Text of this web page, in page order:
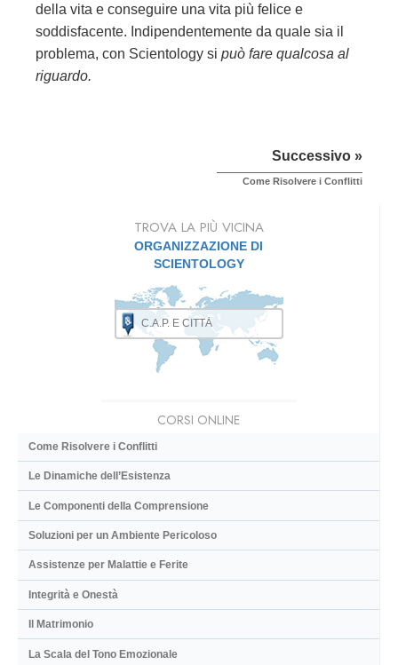
della vita e conseguire una vita più felice e
soddisfacente. Indipendentemente da quale sia il
problema, con Scientology si può fare qualcosa al
riguardo.
Successivo »
Come Risolvere i Conflitti
TROVA LA PIÙ VICINA
ORGANIZZAZIONE DI
SCIENTOLOGY
CORSI ONLINE
Come Risolvere i Conflitti
Le Dinamiche dell’Esistenza
Le Componenti della Comprensione
Soluzioni per un Ambiente Pericoloso
Assistenze per Malattie e Ferite
Integrità e Onestà
Il Matrimonio
La Scala del Tono Emozionale